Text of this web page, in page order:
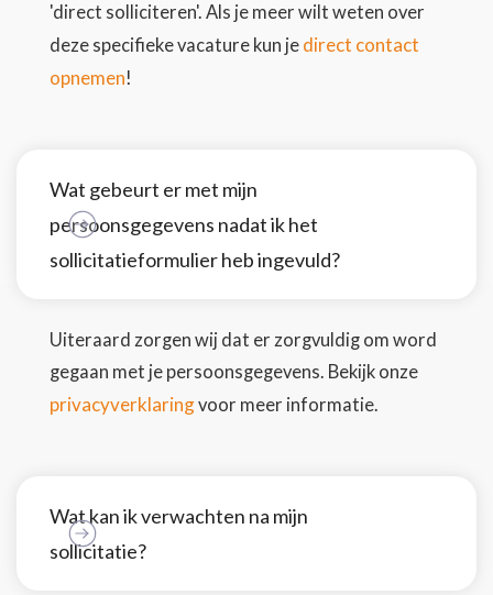
'direct solliciteren'. Als je meer wilt weten over
deze specifieke vacature kun je direct contact
opnemen!
Wat gebeurt er met mijn
persoonsgegevens nadat ik het
sollicitatieformulier heb ingevuld?
Uiteraard zorgen wij dat er zorgvuldig om word
gegaan met je persoonsgegevens. Bekijk onze
privacyverklaringvoor meer informatie.
Wat kan ik verwachten na mijn
sollicitatie?